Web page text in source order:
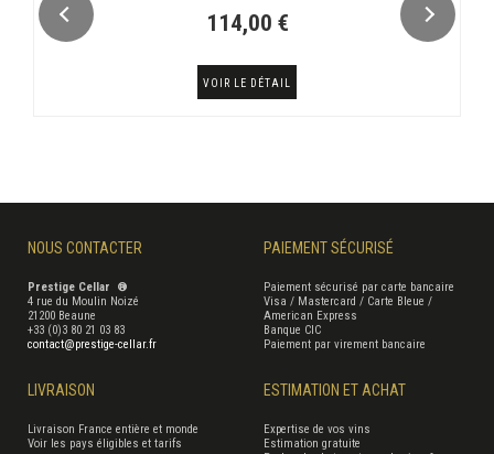
114,00 €
VOIR LE DÉTAIL
NOUS CONTACTER
Prestige Cellar ®
4 rue du Moulin Noizé
21200 Beaune
+33 (0)3 80 21 03 83
contact@prestige-cellar.fr
PAIEMENT SÉCURISÉ
Paiement sécurisé par carte bancaire
Visa / Mastercard / Carte Bleue /
American Express
Banque CIC
Paiement par virement bancaire
LIVRAISON
Livraison France entière et monde
Voir les pays éligibles et tarifs
ESTIMATION ET ACHAT
Expertise de vos vins
Estimation gratuite